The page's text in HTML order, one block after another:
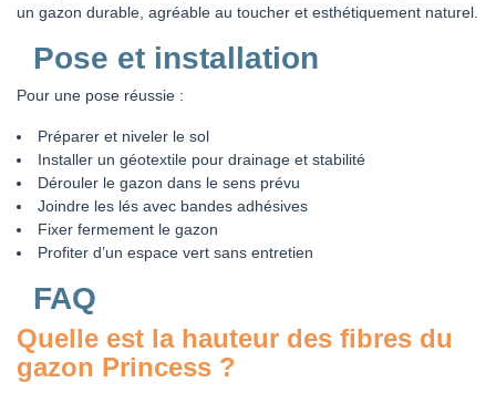
un gazon durable, agréable au toucher et esthétiquement naturel.
Pose et installation
Pour une pose réussie :
Préparer et niveler le sol
Installer un géotextile pour drainage et stabilité
Dérouler le gazon dans le sens prévu
Joindre les lés avec bandes adhésives
Fixer fermement le gazon
Profiter d’un espace vert sans entretien
FAQ
Quelle est la hauteur des fibres du
gazon Princess ?